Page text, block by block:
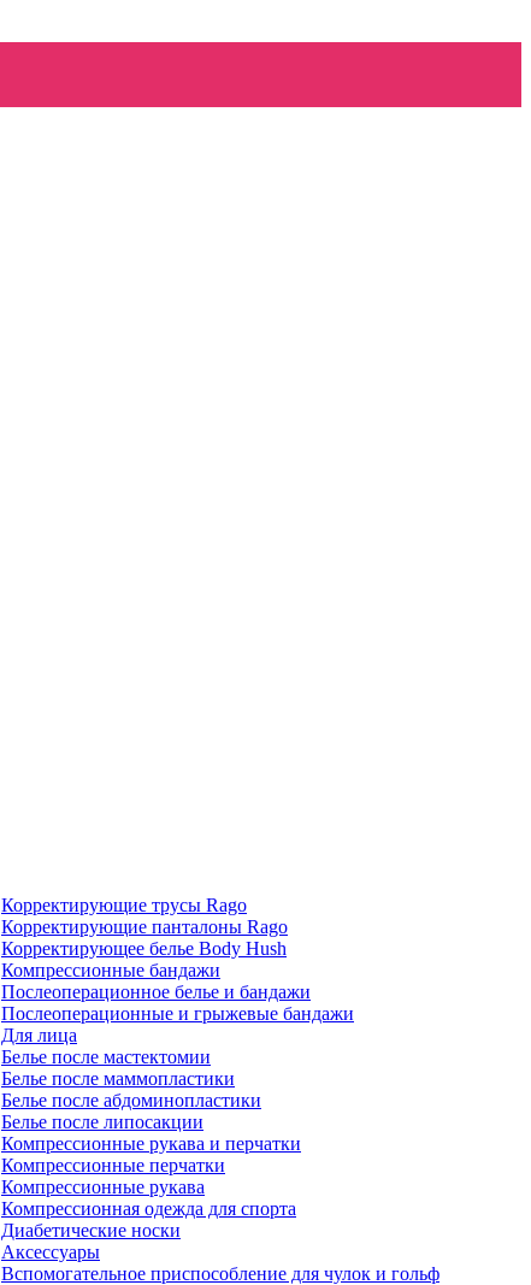
Корректирующие трусы Rago
Корректирующие панталоны Rago
Корректирующее белье Body Hush
Компрессионные бандажи
Послеоперационное белье и бандажи
Послеоперационные и грыжевые бандажи
Для лица
Белье после мастектомии
Белье после маммопластики
Белье после абдоминопластики
Белье после липосакции
Компрессионные рукава и перчатки
Компрессионные перчатки
Компрессионные рукава
Компрессионная одежда для спорта
Диабетические носки
Аксессуары
Вспомогательное приспособление для чулок и гольф